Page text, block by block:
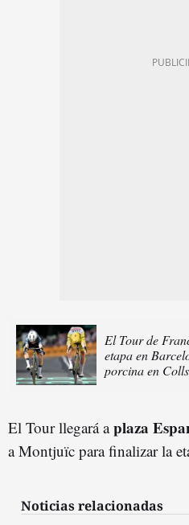
El Tour de
etapa en
porcina en
El Tour llegará aplaza
a Montjuïc para finalizar la
Noticias relacionadas